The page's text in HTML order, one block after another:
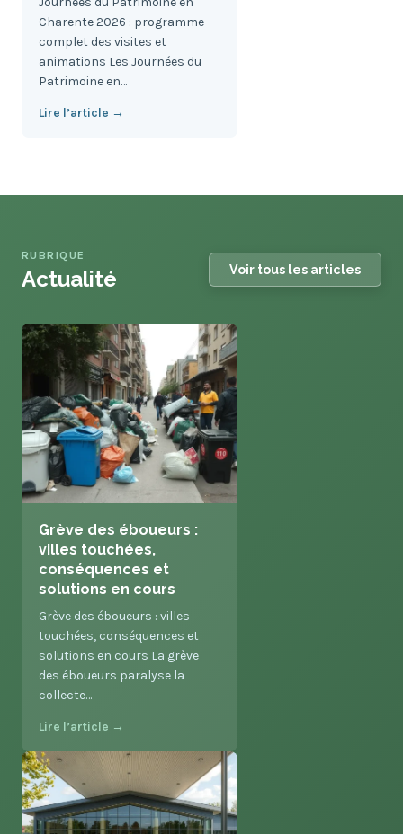
Charente 2026 : programme
complet des visites et
animations Les Journées du
Patrimoine en…
Lire l’article →
RUBRIQUE
Actualité Voir tous les articles
Grève des éboueurs :
villes touchées,
conséquences et
solutions en cours
Grève des éboueurs : villes
touchées, conséquences et
solutions en cours La grève
des éboueurs paralyse la
collecte…
Lire l’article →